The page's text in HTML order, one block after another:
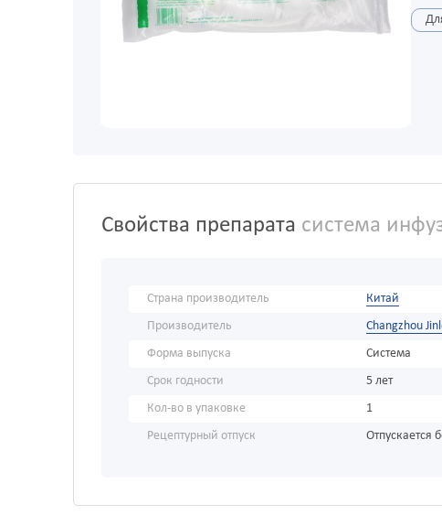
Свойства препарата система
Страна производитель
Китай
Производитель
Changzhou
Форма выпуска
Система
Срок годности
5 лет
Кол-во в упаковке
1
Рецептурный отпуск
Отпускается